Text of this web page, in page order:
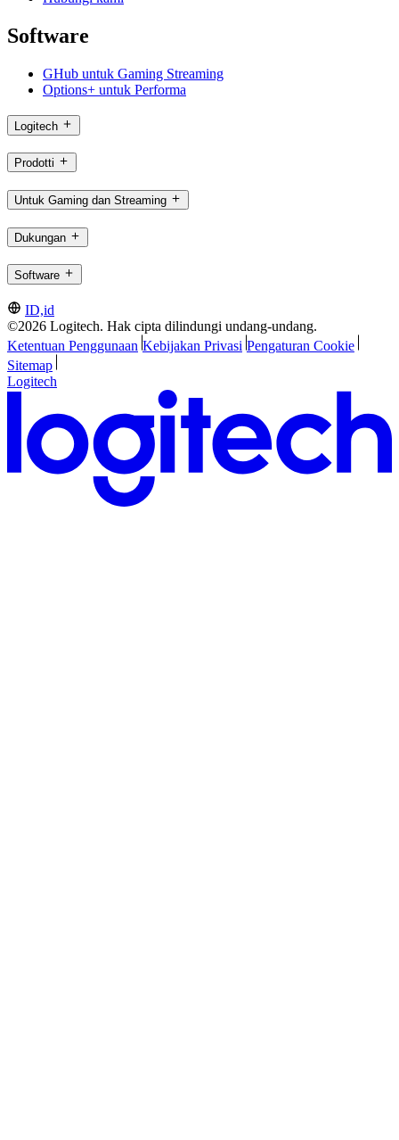
Software
GHub untuk Gaming Streaming
Options+ untuk Performa
Logitech
Prodotti
Untuk Gaming dan Streaming
Dukungan
Software
ID,id
©2026 Logitech. Hak cipta dilindungi undang-undang.
Ketentuan Penggunaan Kebijakan Privasi Pengaturan Cookie
Sitemap
Logitech